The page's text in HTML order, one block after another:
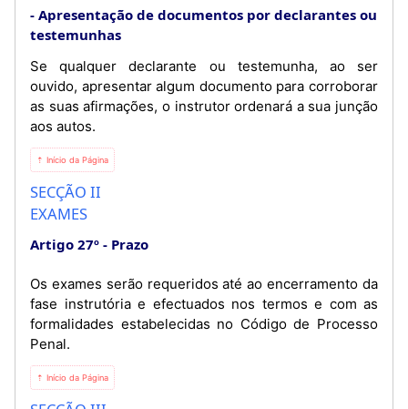
Apresentação de documentos por declarantes ou
testemunhas
Se qualquer declarante ou testemunha, ao ser
ouvido, apresentar algum documento para corroborar
as suas afirmações, o instrutor ordenará a sua junção
aos autos.
⇡ Início da Página
SECÇÃO II
EXAMES
Artigo 27º Prazo
Os exames serão requeridos até ao encerramento da
fase instrutória e efectuados nos termos e com as
formalidades estabelecidas no Código de Processo
Penal.
⇡ Início da Página